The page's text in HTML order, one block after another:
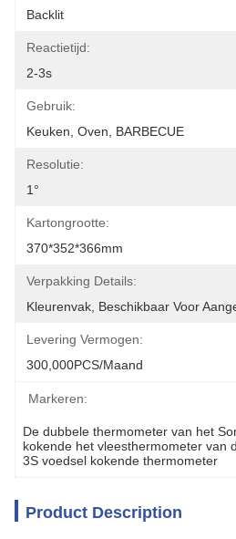
Backlit
Reactietijd:
2-3s
Gebruik:
Keuken, Oven, BARBECUE
Resolutie:
1°
Kartongrootte:
370*352*366mm
Verpakking Details:
Kleurenvak, Beschikbaar Voor
Levering Vermogen:
300,000PCS/Maand
Markeren:
De dubbele thermometer van het
kokende het vleesthermometer van
3S voedsel kokende thermometer
Product Description